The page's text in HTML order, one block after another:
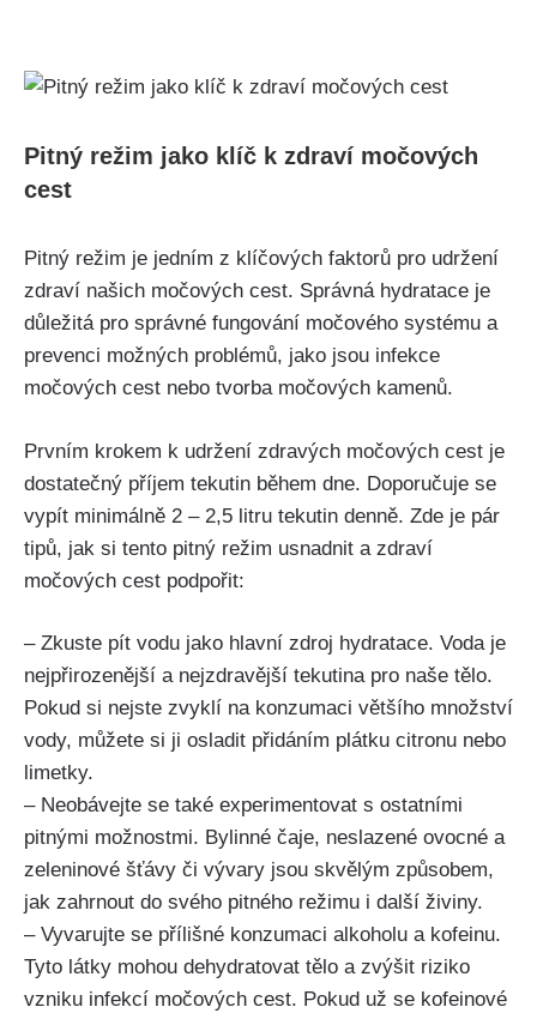
Pitný režim jako klíč k zdraví močových
cest
Pitný režim je jedním ​z klíčových faktorů‌ pro udržení
zdraví našich‍ močových cest. ‌Správná ‌hydratace ⁢je
důležitá pro správné fungování močového systému a
prevenci možných problémů, jako jsou infekce ​
močových cest⁢ nebo tvorba močových kamenů.
Prvním⁢ krokem k udržení zdravých močových ​cest je
dostatečný příjem tekutin během⁤ dne. Doporučuje se
⁤vypít minimálně‍ 2 – ⁤2,5 litru tekutin denně.⁤ Zde je pár
tipů, jak si ⁤tento pitný režim usnadnit⁢ a zdraví
močových ⁤cest​ podpořit:
– ‌Zkuste pít vodu jako hlavní zdroj⁤ hydratace. ‍Voda je
nejpřirozenější a nejzdravější tekutina pro naše tělo.
Pokud si nejste⁤ zvyklí na konzumaci většího množství
‌vody,⁣ můžete si⁤ ji osladit​ přidáním⁤ plátku⁣ citronu nebo
limetky.
– ‌Neobávejte se ‌také experimentovat s⁤ ostatními
⁤pitnými možnostmi. ⁢Bylinné čaje, neslazené ovocné a
zeleninové šťávy či ‌vývary jsou skvělým způsobem,
jak zahrnout do svého pitného režimu ⁣i‍ další živiny.
– Vyvarujte se⁣ přílišné⁤ konzumaci‌ alkoholu a kofeinu.
Tyto látky mohou dehydratovat tělo a ⁣zvýšit riziko
vzniku infekcí ⁣močových cest. Pokud ⁤už se kofeinové